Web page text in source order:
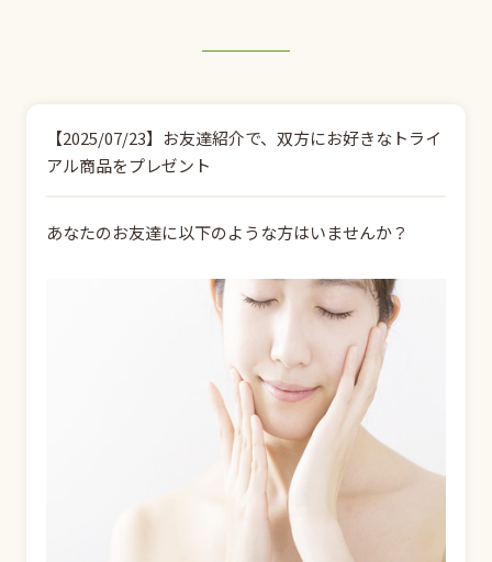
【2025/07/23】お友達紹介で、双方にお好きなトライ
アル商品をプレゼント
あなたのお友達に以下のような方はいませんか？